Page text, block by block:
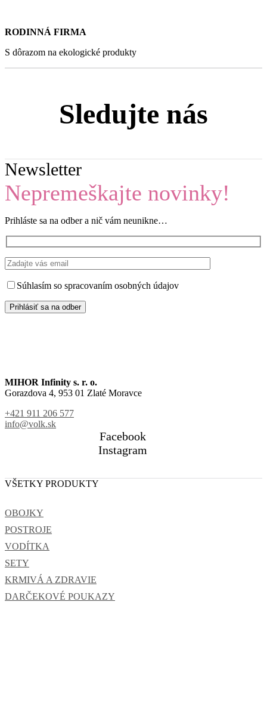
RODINNÁ FIRMA
S dôrazom na ekologické produkty
Sledujte nás
Newsletter
Nepremeškajte novinky!
Prihláste sa na odber a nič vám neunikne…
Súhlasím so spracovaním osobných údajov
MIHOR Infinity s. r. o.
Gorazdova 4, 953 01 Zlaté Moravce
+421 911 206 577
info@volk.sk
Facebook
Instagram
VŠETKY PRODUKTY
OBOJKY
POSTROJE
VODÍTKA
SETY
KRMIVÁ A ZDRAVIE
DARČEKOVÉ POUKAZY